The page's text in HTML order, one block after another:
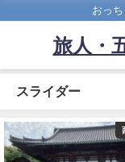
おっ
旅人・
スライダー